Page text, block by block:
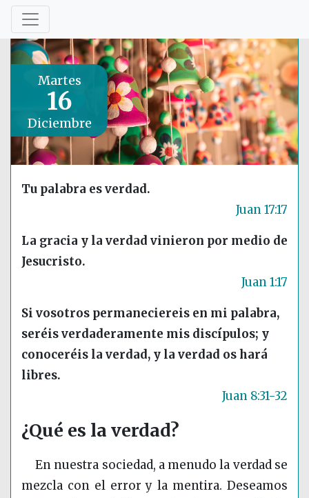
Martes
16
Diciembre
Tu palabra es verdad.
Juan 17:17
La gracia y la verdad vinieron por medio de
Jesucristo.
Juan 1:17
Si vosotros permaneciereis en mi palabra,
seréis verdaderamente mis discípulos; y
conoceréis la verdad, y la verdad os hará
libres.
Juan 8:31-32
¿Qué es la verdad?
En nuestra sociedad, a menudo la verdad se
mezcla con el error y la mentira. Deseamos